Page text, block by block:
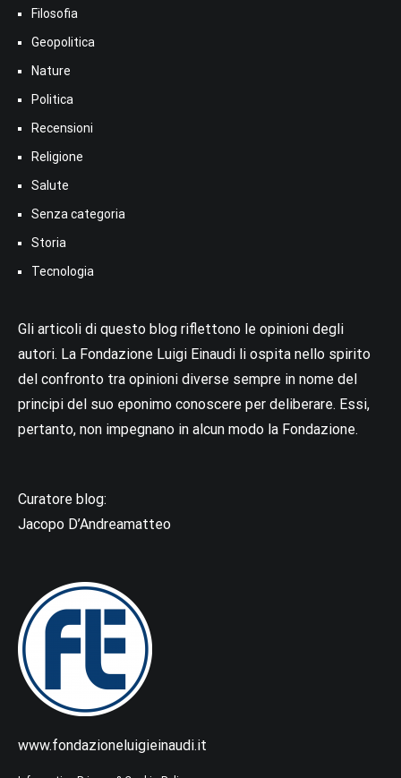
Filosofia
Geopolitica
Nature
Politica
Recensioni
Religione
Salute
Senza categoria
Storia
Tecnologia
Gli articoli di questo blog riflettono le opinioni degli
autori. La Fondazione Luigi Einaudi li ospita nello spirito
del confronto tra opinioni diverse sempre in nome del
principi del suo eponimo conoscere per deliberare. Essi,
pertanto, non impegnano in alcun modo la Fondazione.
Curatore blog:
Jacopo D’Andreamatteo
www.fondazioneluigieinaudi.it